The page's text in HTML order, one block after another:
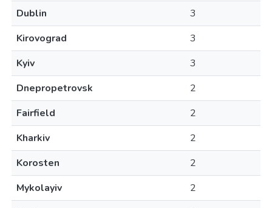
Dublin
3
Kirovograd
3
Kyiv
3
Dnepropetrovsk
2
Fairfield
2
Kharkiv
2
Korosten
2
Mykolayiv
2